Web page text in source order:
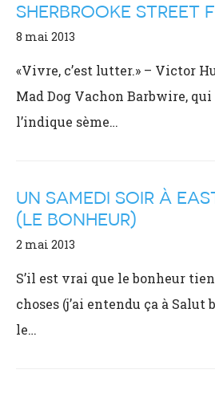
SHERBROOKE STREET
8 mai 2013
«Vivre, c’est lutter.» – Victor
Mad Dog Vachon Barbwire,
l’indique sème…
UN SAMEDI SOIR À
(LE BONHEUR)
2 mai 2013
S’il est vrai que le bonheur
choses (j’ai entendu ça à Salut
le…